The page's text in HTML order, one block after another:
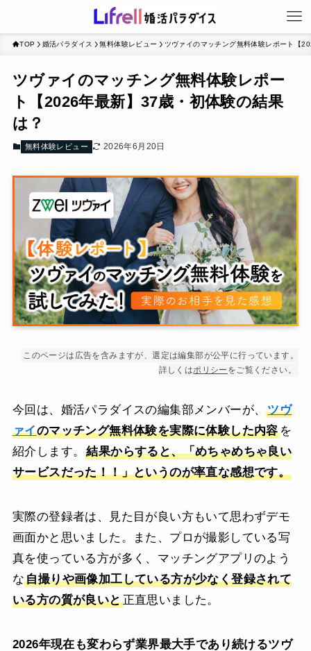
TOP 婚活パラダイス 無料体験レビュー ツヴァイのマッチング無料体験レポート【
ツヴァイのマッチング無料体験レポー
ト【2026年最新】37歳・初体験の結果
は？
無料体験レビュー 2026年6月20日
このページは広告を含みますが、選定は編集部が公平に行っています。
詳しくはポリシー をご覧ください。
今回は、婚活パラダイスの編集部メンバーが、ツヴ
ァイのマッチング無料体験を実際に体験した内容を
紹介します。結果からすると、「めちゃめちゃ良い
サービスだった！！」というのが率直な感想です。
実際の登録者は、見た目が良い方もいて思わずデモ
画面かと思いました。また、プロが撮影している写
真を使っている方が多く、マッチングアプリのよう
な自撮りや画像加工している方が少なく登録されて
いる方の質が良いと正直思いました。
2026年現在も変わらず業界最大手であり続けるツヴ